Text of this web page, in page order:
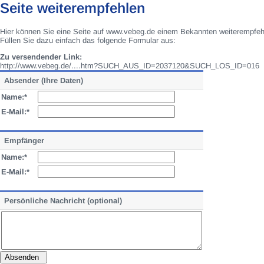
Seite weiterempfehlen
Hier können Sie eine Seite auf www.vebeg.de einem Bekannten
Füllen Sie dazu einfach das folgende Formular aus:
Zu versendender Link:
http://www.vebeg.de/....htm?SUCH_AUS_ID=2037120&SUCH_LOS_ID=016
Absender (Ihre Daten)
Name:*
E-Mail:*
Empfänger
Name:*
E-Mail:*
Persönliche Nachricht (optional)